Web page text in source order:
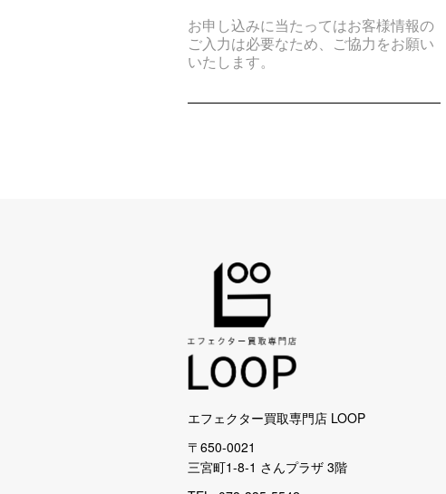
お申し込みに当たってはお客様情報の
ご入力は必要なため、ご協力をお願い
いたします。
エフェクター買取専門店 LOOP
〒650-0021
三宮町1-8-1 さんプラザ 3階